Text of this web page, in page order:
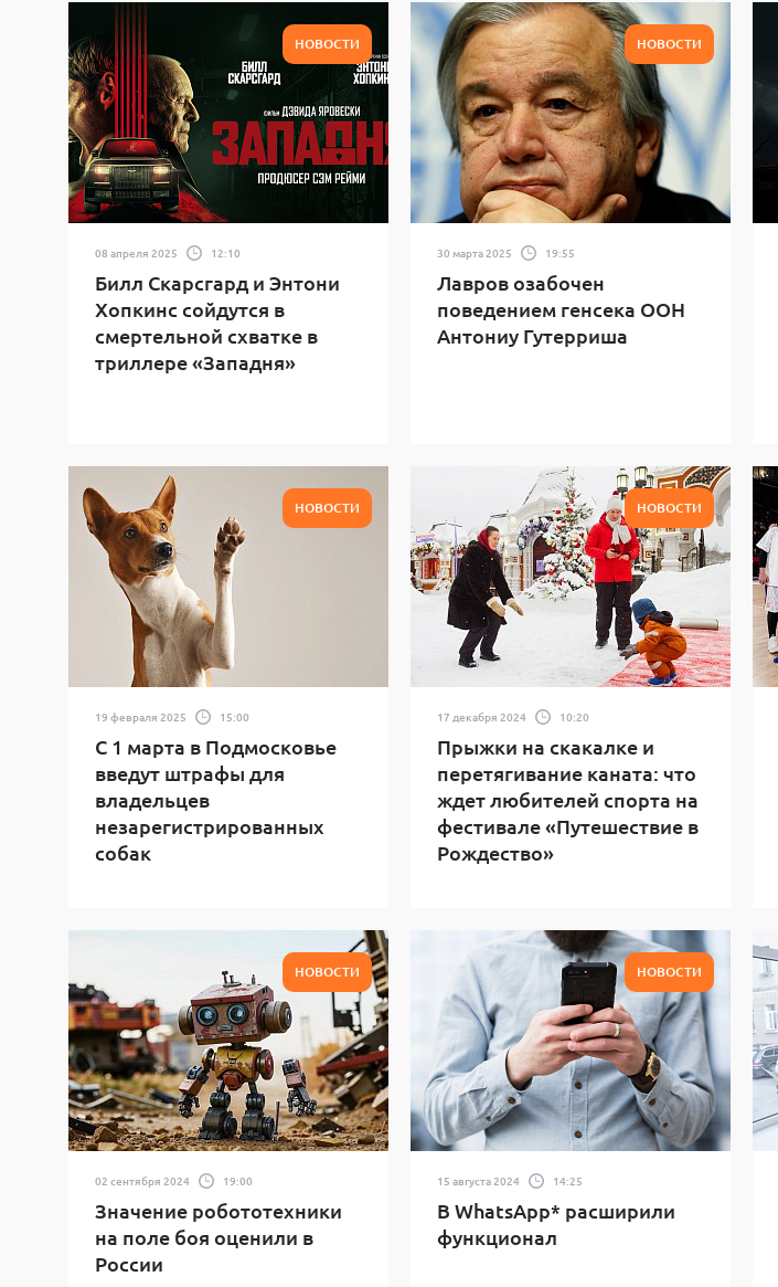
НОВОСТИ
08 апреля 2025 12:10
Билл Скарсгард и Энтони
Хопкинс сойдутся в
смертельной схватке в
триллере «Западня»
НОВОСТИ
30 марта 2025 19:55
Лавров озабочен
поведением генсека ООН
Антониу Гутерриша
НОВОСТИ
19 февраля 2025 15:00
С 1 марта в Подмосковье
введут штрафы для
владельцев
незарегистрированных
собак
НОВОСТИ
17 декабря 2024 10:20
Прыжки на скакалке и
перетягивание каната: что
ждет любителей спорта на
фестивале «Путешествие в
Рождество»
НОВОСТИ
02 сентября 2024 19:00
Значение робототехники
на поле боя оценили в
России
НОВОСТИ
15 августа 2024 14:25
В WhatsApp* расширили
функционал